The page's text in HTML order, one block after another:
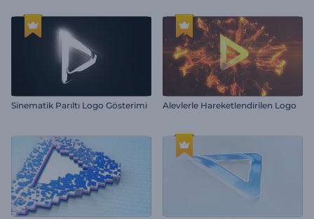
Sinematik Parıltı Logo Gösterimi Alevlerle Hareketlendirilen Logo